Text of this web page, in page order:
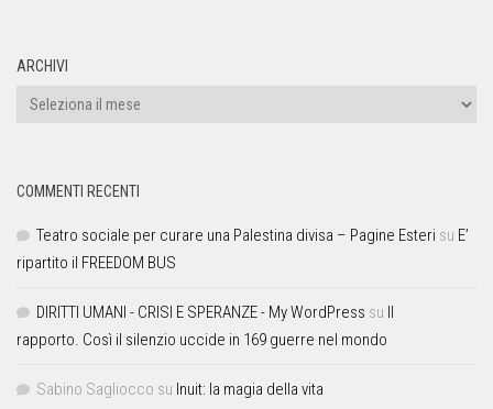
ARCHIVI
COMMENTI RECENTI
Teatro sociale per curare una Palestina divisa – Pagine Esteri su E’
ripartito il FREEDOM BUS
DIRITTI UMANI - CRISI E SPERANZE - My WordPress su Il
rapporto. Così il silenzio uccide in 169 guerre nel mondo
Sabino Sagliocco su Inuit: la magia della vita